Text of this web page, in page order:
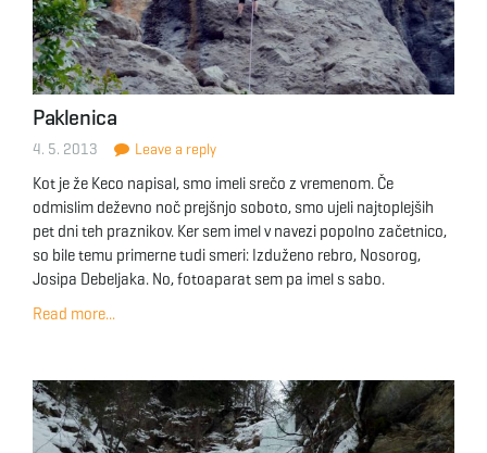
Paklenica
4. 5. 2013 Leave a reply
Kot je že Keco napisal, smo imeli srečo z vremenom. Če
odmislim deževno noč prejšnjo soboto, smo ujeli najtoplejših
pet dni teh praznikov. Ker sem imel v navezi popolno začetnico,
so bile temu primerne tudi smeri: Izduženo rebro, Nosorog,
Josipa Debeljaka. No, fotoaparat sem pa imel s sabo.
Read more...